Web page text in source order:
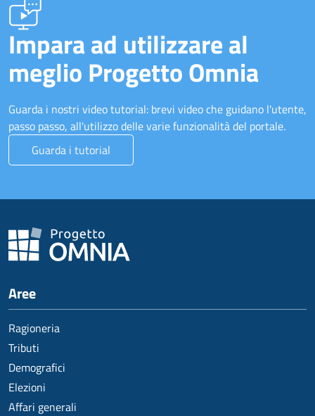
Impara ad utilizzare al
meglio Progetto Omnia
Guarda i nostri video tutorial: brevi video che guidano l'utente,
passo passo, all'utilizzo delle varie funzionalità del portale.
Guarda i tutorial
Aree
Ragioneria
Tributi
Demografici
Elezioni
Affari generali